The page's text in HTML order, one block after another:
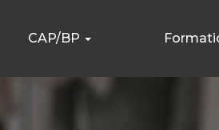
CAP/BP
CAP Métier de la coiffureFormations